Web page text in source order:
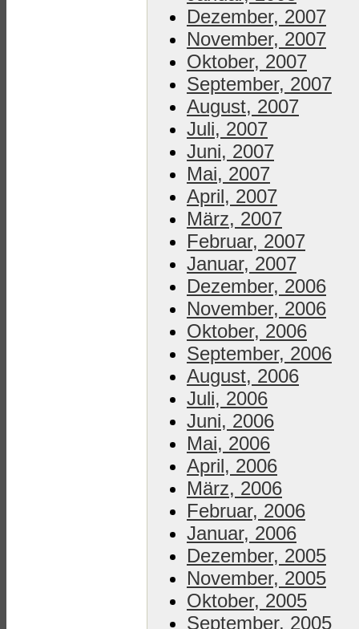
Dezember, 2007
November, 2007
Oktober, 2007
September, 2007
August, 2007
Juli, 2007
Juni, 2007
Mai, 2007
April, 2007
März, 2007
Februar, 2007
Januar, 2007
Dezember, 2006
November, 2006
Oktober, 2006
September, 2006
August, 2006
Juli, 2006
Juni, 2006
Mai, 2006
April, 2006
März, 2006
Februar, 2006
Januar, 2006
Dezember, 2005
November, 2005
Oktober, 2005
September, 2005